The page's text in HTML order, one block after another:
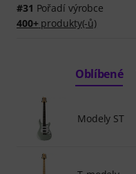
#31 Pořadí výrobce
400+produkty(-ů)
Oblíbené
Modely ST